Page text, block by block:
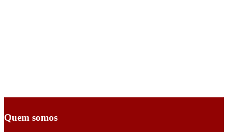
Quem somos